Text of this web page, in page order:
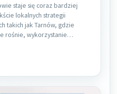
staje się coraz bardziej
lokalnych strategii
takich jak Tarnów, gdzie
rośnie, wykorzystanie